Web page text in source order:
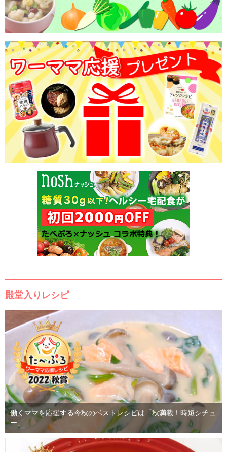
殿堂入りレシピ
働くママを応援する今秋のベストレシピは「秋満載！時短シチュ
ー」